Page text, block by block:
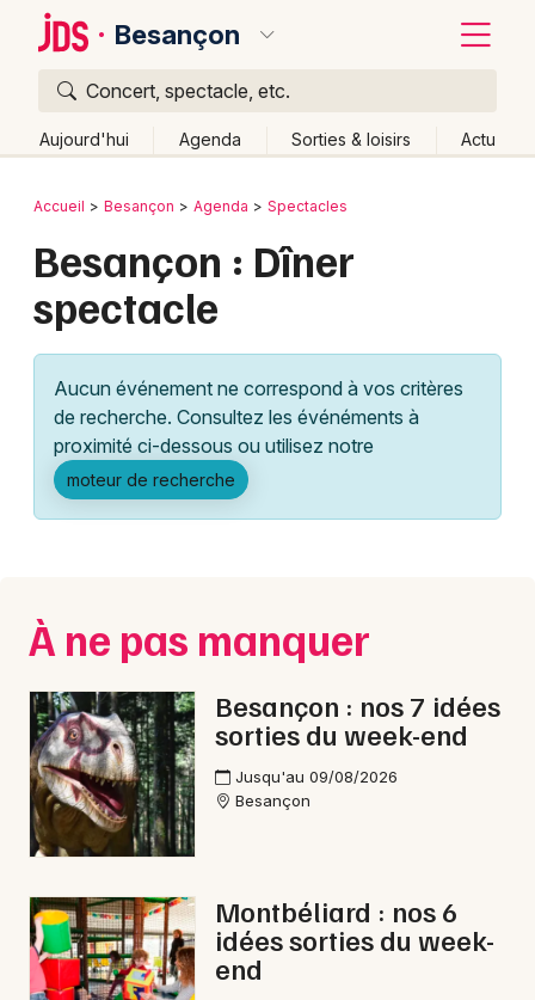
Besançon
Concert, spectacle, etc.
Aujourd'hui Agenda Sorties & loisirs Actu
Publier un événement
Grands événements
Activité & Expérience
Manifestations
Foires & salons
Concerts
Sports
Soirées
Sorties famille
Sorties & loisirs
Dîner spectacle dans le Doubs
Bordeaux
Colmar
Lille
Lyon
Marseille
Mulhouse
Nice
Paris
Strasbourg
Toulouse
Toutes les villes
Retour
Accueil Besançon Agenda Spectacles
Besançon : Dîner
spectacle
Aucun événement ne correspond à vos critères
de recherche. Consultez les événéments à
proximité ci-dessous ou utilisez notre
moteur de recherche
À ne pas manquer
Besançon : nos 7 idées
sorties du week-end
Jusqu'au 09/08/2026
Besançon
Montbéliard : nos 6
idées sorties du week-
end
Quoi ?
Où ?
Partout
Près de moi Changer de lieu
Quand ?
Aujourd'hui
Demain Ce week-end Autre